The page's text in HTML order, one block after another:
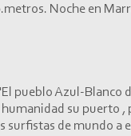
Noche en
pueblo Azul-Blanco
su puerto ,
de mundo a